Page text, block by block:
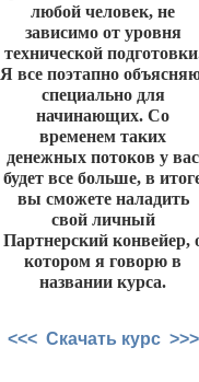
любой человек, не
зависимо от уровня
технической
Я все поэтапно
специально для
начинающих. Со
временем таких
денежных потоков у вас
будет все больше, в
вы сможете наладить
свой личный
Партнерский конвейер,
котором я говорю в
названии курса.
<<< Скачать курс >>>